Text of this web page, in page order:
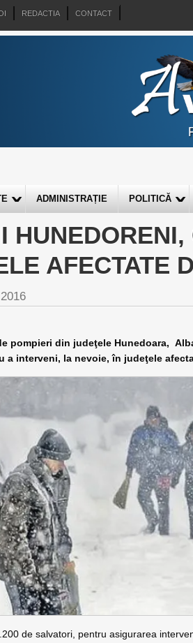
REDACTIA CONTACT
ADMINISTRAȚIE POLITICĂ
AFECTATE
pompieri din judeţele Hunedoara,
a interveni, la nevoie, în judeţele
de salvatori, pentru asigurarea